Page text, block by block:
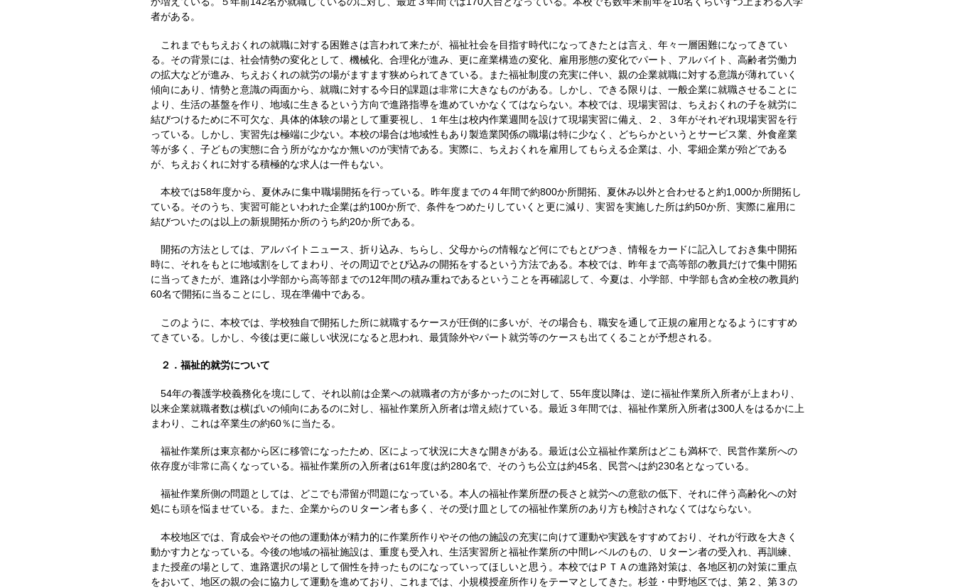
者がある。
これまでもちえおくれの就職に対する困難さは言われて来たが、福祉社会を目指す時代になってきたとは言え、年々一層困難になってきてい
る。その背景には、社会情勢の変化として、機械化、合理化が進み、更に産業構造の変化、雇用形態の変化でパート、アルバイト、高齢者労働力
の拡大などが進み、ちえおくれの就労の場がますます狭められてきている。また福祉制度の充実に伴い、親の企業就職に対する意識が薄れていく
傾向にあり、情勢と意識の両面から、就職に対する今日的課題は非常に大きなものがある。しかし、できる限りは、一般企業に就職させることに
より、生活の基盤を作り、地域に生きるという方向で進路指導を進めていかなくてはならない。本校では、現場実習は、ちえおくれの子を就労に
結びつけるために不可欠な、具体的体験の場として重要視し、１年生は校内作業週間を設けて現場実習に備え、２、３年がそれぞれ現場実習を行
っている。しかし、実習先は極端に少ない。本校の場合は地域性もあり製造業関係の職場は特に少なく、どちらかというとサービス業、外食産業
等が多く、子どもの実態に合う所がなかなか無いのが実情である。実際に、ちえおくれを雇用してもらえる企業は、小、零細企業が殆どである
が、ちえおくれに対する積極的な求人は一件もない。
本校では58年度から、夏休みに集中職場開拓を行っている。昨年度までの４年間で約800か所開拓、夏休み以外と合わせると約1,000か所開拓し
ている。そのうち、実習可能といわれた企業は約100か所で、条件をつめたりしていくと更に減り、実習を実施した所は約50か所、実際に雇用に
結びついたのは以上の新規開拓か所のうち約20か所である。
開拓の方法としては、アルバイトニュース、折り込み、ちらし、父母からの情報など何にでもとびつき、情報をカードに記入しておき集中開拓
時に、それをもとに地域割をしてまわり、その周辺でとび込みの開拓をするという方法である。本校では、昨年まで高等部の教員だけで集中開拓
に当ってきたが、進路は小学部から高等部までの12年間の積み重ねであるということを再確認して、今夏は、小学部、中学部も含め全校の教員約
60名で開拓に当ることにし、現在準備中である。
このように、本校では、学校独自で開拓した所に就職するケースが圧倒的に多いが、その場合も、職安を通して正規の雇用となるようにすすめ
てきている。しかし、今後は更に厳しい状況になると思われ、最賃除外やパート就労等のケースも出てくることが予想される。
２．福祉的就労について
54年の養護学校義務化を境にして、それ以前は企業への就職者の方が多かったのに対して、55年度以降は、逆に福祉作業所入所者が上まわり、
以来企業就職者数は横ばいの傾向にあるのに対し、福祉作業所入所者は増え続けている。最近３年間では、福祉作業所入所者は300人をはるかに上
まわり、これは卒業生の約60％に当たる。
福祉作業所は東京都から区に移管になったため、区によって状況に大きな開きがある。最近は公立福祉作業所はどこも満杯で、民営作業所への
依存度が非常に高くなっている。福祉作業所の入所者は61年度は約280名で、そのうち公立は約45名、民営へは約230名となっている。
福祉作業所側の問題としては、どこでも滞留が問題になっている。本人の福祉作業所歴の長さと就労への意欲の低下、それに伴う高齢化への対
処にも頭を悩ませている。また、企業からのＵターン者も多く、その受け皿としての福祉作業所のあり方も検討されなくてはならない。
本校地区では、育成会やその他の運動体が精力的に作業所作りやその他の施設の充実に向けて運動や実践をすすめており、それが行政を大きく
動かす力となっている。今後の地域の福祉施設は、重度も受入れ、生活実習所と福祉作業所の中間レベルのもの、Ｕターン者の受入れ、再訓練、
また授産の場として、進路選択の場として個性を持ったものになっていってほしいと思う。本校ではＰＴＡの進路対策は、各地区初の対策に重点
をおいて、地区の親の会に協力して運動を進めており、これまでは、小規模授産所作りをテーマとしてきた。杉並・中野地区では、第２、第３の